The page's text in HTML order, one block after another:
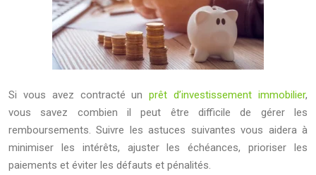
Si vous avez contracté unprêt d’investissement immobilier,
vous savez combien il peut être difficile de gérer les
remboursements. Suivre les astuces suivantes vous aidera à
minimiser les intérêts, ajuster les échéances, prioriser les
paiements et éviter les défauts et pénalités.